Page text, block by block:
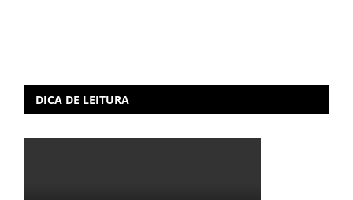
DICA DE LEITURA